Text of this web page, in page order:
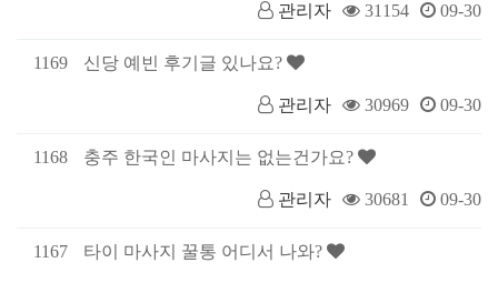
관리자 31154 09-30
1169 신당 예빈 후기글 있나요?
관리자 30969 09-30
1168 충주 한국인 마사지는 없는건가요?
관리자 30681 09-30
1167 타이 마사지 꿀통 어디서 나와?